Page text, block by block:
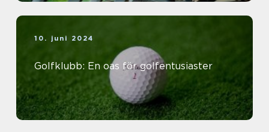
10. juni 2024
Golfklubb: En oas för golfentusiaster